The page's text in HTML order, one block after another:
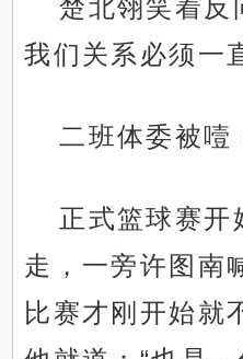
楚北翎笑着反
我们关系必须一
二班体委被噎
正式篮球赛开
走，一旁许图南
比赛才刚开始就